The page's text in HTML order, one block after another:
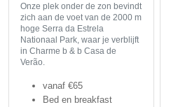
Onze plek onder de zon bevindt
zich aan de voet van de 2000 m
hoge Serra da Estrela
Nationaal Park, waar je verblijft
in Charme b & b Casa de
Verão.
vanaf €65
Bed en breakfast